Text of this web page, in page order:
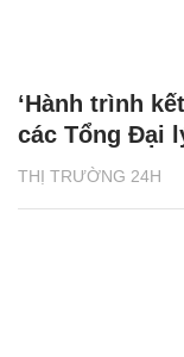
THỊ TRƯỜNG 24H
‘Hành trình
các Tổng Đại